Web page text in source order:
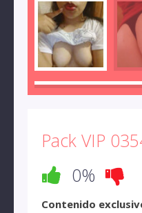
Pack VIP
0%
Contenido